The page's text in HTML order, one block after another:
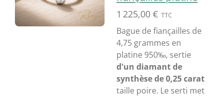
1 225,00 €
Bague de fiançailles de
4,75 grammes en
platine 950‰, sertie
d'un diamant de
synthèse de 0,25 carat
taille poire. Le serti met